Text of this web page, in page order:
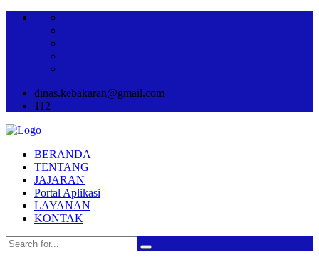
dinas.kebakaran@gmail.com
112
BERANDA
TENTANG
JAJARAN
Portal Aplikasi
LAYANAN
KONTAK